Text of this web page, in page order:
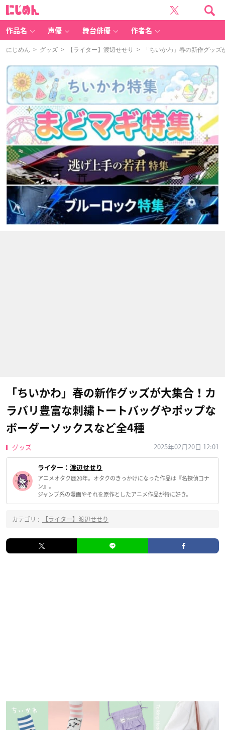
作品名 声優 舞台俳優 作者名
にじめん > グッズ > 【ライター】渡辺せせり > 「ちいかわ」春の新作グッズ
「ちいかわ」春の新作グッズが大集合！カ
ラバリ豊富な刺繍トートバッグやポップな
ボーダーソックスなど全4種
グッズ 2025年02月20日 12:01
ライター： 渡辺せせり
アニメオタク歴20年。オタクのきっかけになった作品は『名探偵コナ
ン』。
ジャンプ系の漫画やそれを原作としたアニメ作品が特に好き。
カテゴリ : 【ライター】渡辺せせり